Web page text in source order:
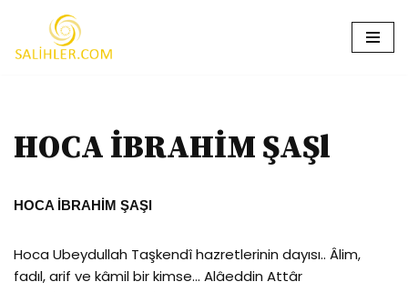
İçeriğe
HOCA İBRAHİM ŞAŞl
HOCA İBRAHİM ŞAŞl
Hoca Ubeydullah Taşkendî hazretlerinin dayısı.. Âlim,
fadıl, arif ve kâmil bir kimse… Alâeddin Attâr